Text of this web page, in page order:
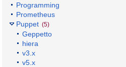
Programming
Prometheus
Puppet (5)
Geppetto
hiera
v3.x
v5.x